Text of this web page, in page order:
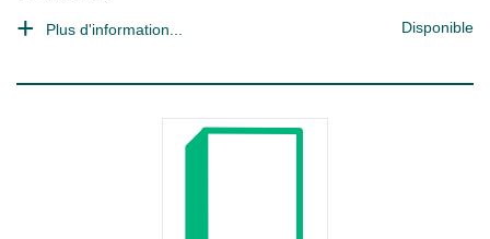
Plus d'information... Disponible